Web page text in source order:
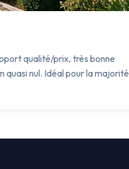
qualité/prix, très bonne
nul. Idéal pour la majorité